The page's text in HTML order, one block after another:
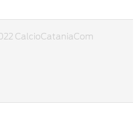
CalcioCataniaCom